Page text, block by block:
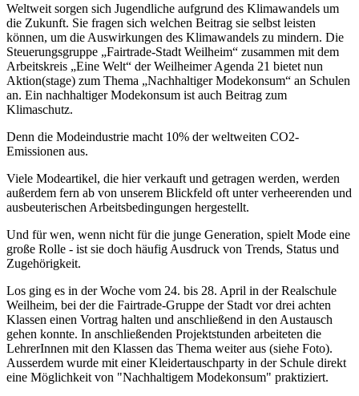
Weltweit sorgen sich Jugendliche aufgrund des Klimawandels um
die Zukunft. Sie fragen sich welchen Beitrag sie selbst leisten
können, um die Auswirkungen des Klimawandels zu mindern. Die
Steuerungsgruppe „Fairtrade-Stadt Weilheim“ zusammen mit dem
Arbeitskreis „Eine Welt“ der Weilheimer Agenda 21 bietet nun
Aktion(stage) zum Thema „Nachhaltiger Modekonsum“ an Schulen
an. Ein nachhaltiger Modekonsum ist auch Beitrag zum
Klimaschutz.
Denn die Modeindustrie macht 10% der weltweiten CO2-
Emissionen aus.
Viele Modeartikel, die hier verkauft und getragen werden, werden
außerdem fern ab von unserem Blickfeld oft unter verheerenden und
ausbeuterischen Arbeitsbedingungen hergestellt.
Und für wen, wenn nicht für die junge Generation, spielt Mode eine
große Rolle - ist sie doch häufig Ausdruck von Trends, Status und
Zugehörigkeit.
Los ging es in der Woche vom 24. bis 28. April in der Realschule
Weilheim, bei der die Fairtrade-Gruppe der Stadt vor drei achten
Klassen einen Vortrag halten und anschließend in den Austausch
gehen konnte. In anschließenden Projektstunden arbeiteten die
LehrerInnen mit den Klassen das Thema weiter aus (siehe Foto).
Ausserdem wurde mit einer Kleidertauschparty in der Schule direkt
eine Möglichkeit von "Nachhaltigem Modekonsum" praktiziert.